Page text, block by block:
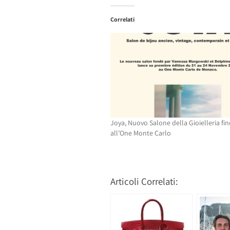
su
(Si
una
una
nuova
Correlati
Joya, Nuovo Salone della Gioielleria
all’One Monte Carlo
Articoli Correlati: